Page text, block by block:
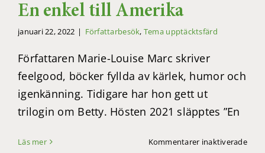
En enkel till Amerika
januari 22, 2022 | Författarbesök, Tema upptäcktsfärd
Författaren Marie-Louise Marc skriver
feelgood, böcker fyllda av kärlek, humor och
igenkänning. Tidigare har hon gett ut
trilogin om Betty. Hösten 2021 släpptes ”En
Läs mer Kommentarer inaktiveradeför